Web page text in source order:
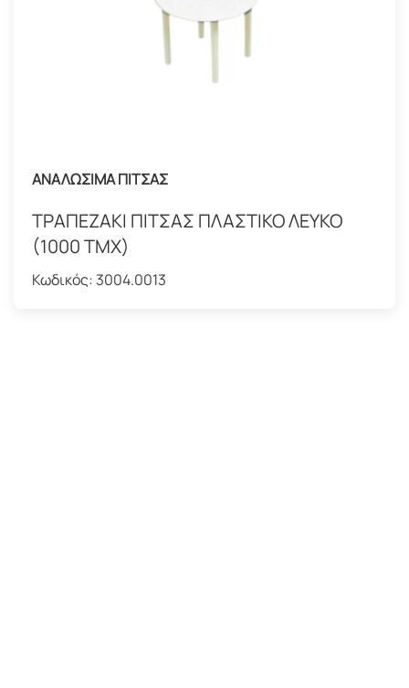
ΑΝΑΛΩΣΙΜΑ ΠΙΤΣΑΣ
ΤΡΑΠΕΖΑΚΙ ΠΙΤΣΑΣ ΠΛΑΣΤΙΚΟ ΛΕΥΚΟ
(1000 ΤΜΧ)
Κωδικός: 3004.0013